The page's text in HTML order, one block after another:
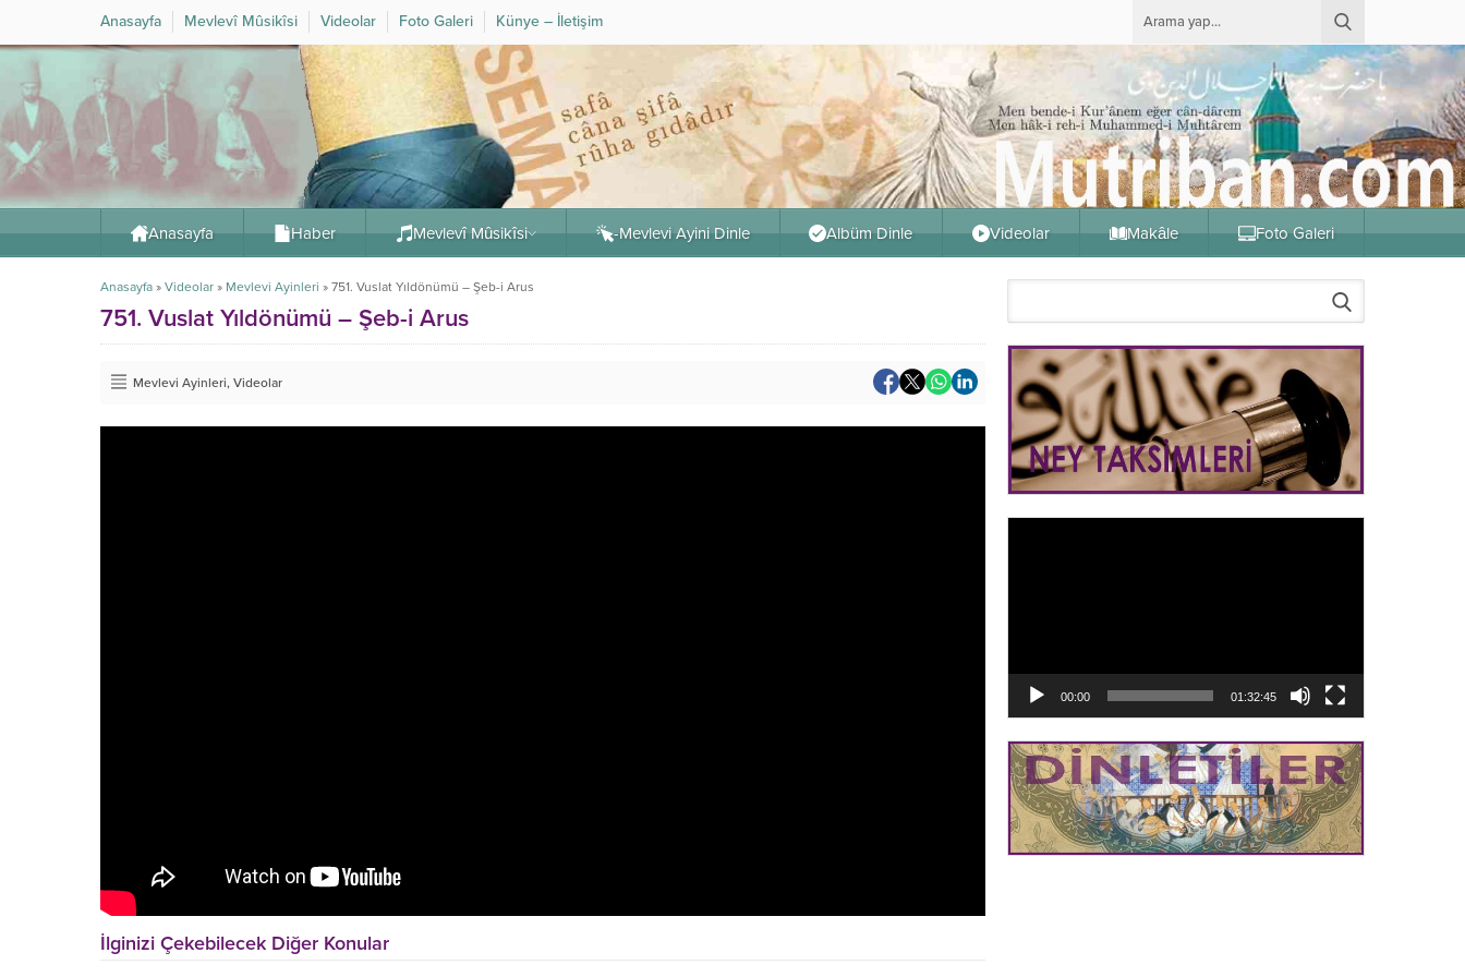
Anasayfa Mevlevî Mûsikîsi Videolar Foto Galeri Künye – İletişim
Anasayfa Haber Mevlevî Mûsikîsi -Mevlevi Ayini Dinle Albüm Dinle Videolar Makâle Foto Galeri
Anasayfa » Videolar » Mevlevi Ayinleri » 751. Vuslat Yıldönümü – Şeb-i Arus
751. Vuslat Yıldönümü – Şeb-i Arus
Mevlevi Ayinleri, Videolar
İlginizi Çekebilecek Diğer Konular
00:00 01:32:45